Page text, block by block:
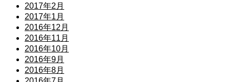
2017年2月
2017年1月
2016年12月
2016年11月
2016年10月
2016年9月
2016年8月